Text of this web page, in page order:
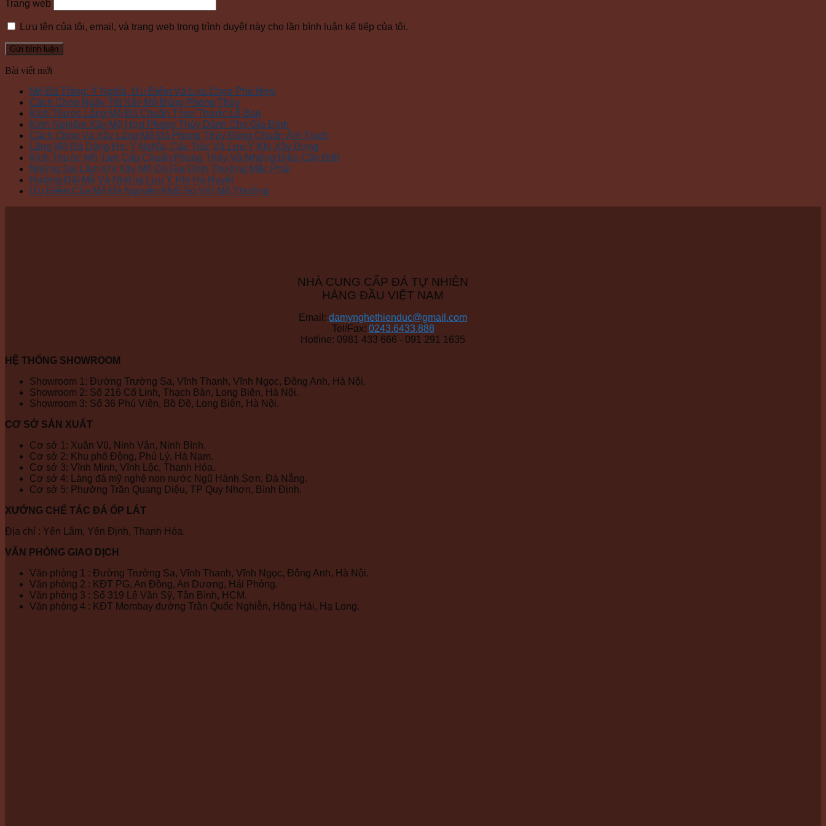
Trang web
Lưu tên của tôi, email, và trang web trong trình duyệt này cho lần bình luận kế tiếp của tôi.
Bài viết mới
Mộ Đá Trắng: Ý Nghĩa, Ưu Điểm Và Lựa Chọn Phù Hợp
Cách Chọn Ngày Tốt Xây Mộ Đúng Phong Thủy
Kích Thước Lăng Mộ Đá Chuẩn Theo Thước Lỗ Ban
Kinh Nghiệm Xây Mộ Hợp Phong Thủy Dành Cho Gia Đình
Cách Chọn Và Xây Lăng Mộ Đá Phong Thủy Đúng Chuẩn Âm Trạch
Lăng Mộ Đá Dòng Họ: Ý Nghĩa, Cấu Trúc Và Lưu Ý Khi Xây Dựng
Kích Thước Mộ Tam Cấp Chuẩn Phong Thủy Và Những Điều Cần Biết
Những Sai Lầm Khi Xây Mộ Đá Gia Đình Thường Mắc Phải
Hướng Đặt Mộ Và Những Lưu Ý Khi Hạ Huyệt
Ưu Điểm Của Mộ Đá Nguyên Khối So Với Mộ Thường
NHÀ CUNG CẤP ĐÁ TỰ NHIÊN
HÀNG ĐẦU VIỆT NAM
Email: damynghethienduc@gmail.com
Tel/Fax: 0243.6433.888
Hotline: 0981 433 666 - 091 291 1635
HỆ THỐNG SHOWROOM
Showroom 1: Đường Trường Sa, Vĩnh Thanh, Vĩnh Ngọc, Đông Anh, Hà Nội.
Showroom 2: Số 216 Cổ Linh, Thạch Bàn, Long Biên, Hà Nội.
Showroom 3: Số 36 Phú Viên, Bồ Đề, Long Biên, Hà Nội.
CƠ SỞ SẢN XUẤT
Cơ sở 1: Xuân Vũ, Ninh Vân, Ninh Bình.
Cơ sở 2: Khu phố Động, Phủ Lý, Hà Nam.
Cơ sở 3: Vĩnh Minh, Vĩnh Lộc, Thanh Hóa.
Cơ sở 4: Làng đá mỹ nghệ non nước Ngũ Hành Sơn, Đà Nẵng.
Cơ sở 5: Phường Trần Quang Diệu, TP Quy Nhơn, Bình Định.
XƯỚNG CHẾ TÁC ĐÁ ỐP LÁT
Địa chỉ : Yên Lâm, Yên Định, Thanh Hóa.
VĂN PHÒNG GIAO DỊCH
Văn phòng 1 : Đường Trường Sa, Vĩnh Thanh, Vĩnh Ngọc, Đông Anh, Hà Nội.
Văn phòng 2 : KĐT PG, An Đồng, An Dương, Hải Phòng.
Văn phòng 3 : Số 319 Lê Văn Sỹ, Tân Bình, HCM.
Văn phòng 4 : KĐT Mombay đường Trần Quốc Nghiễn, Hồng Hải, Hạ Long.